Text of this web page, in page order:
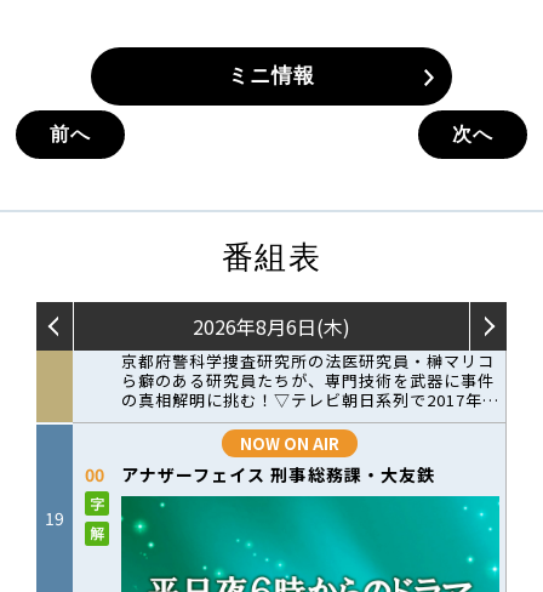
ミニ情報
前へ 次へ
番組表